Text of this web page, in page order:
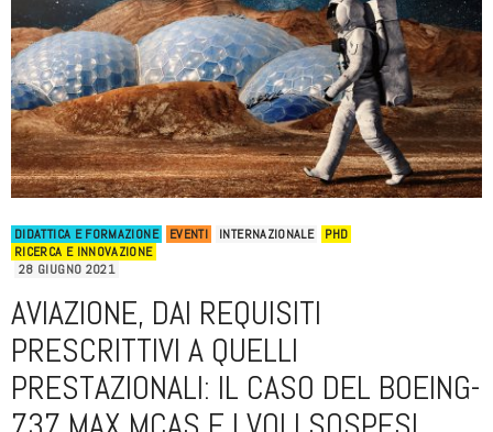
DIDATTICA E FORMAZIONE EVENTI INTERNAZIONALE
PHD
RICERCA E INNOVAZIONE
28 GIUGNO 2021
AVIAZIONE, DAI REQUISITI
PRESCRITTIVI A QUELLI
PRESTAZIONALI: IL CASO DEL BOEING-